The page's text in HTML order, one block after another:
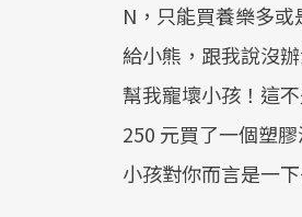
N，只能買養樂多
給小熊，跟我說沒
幫我寵壞小孩！這
250 元買了一個塑
小孩對你而言是一